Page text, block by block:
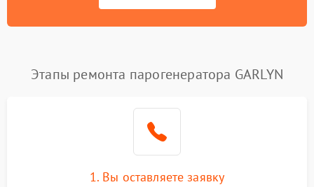
Этапы ремонта парогенератора GARLYN
1. Вы оставляете заявку